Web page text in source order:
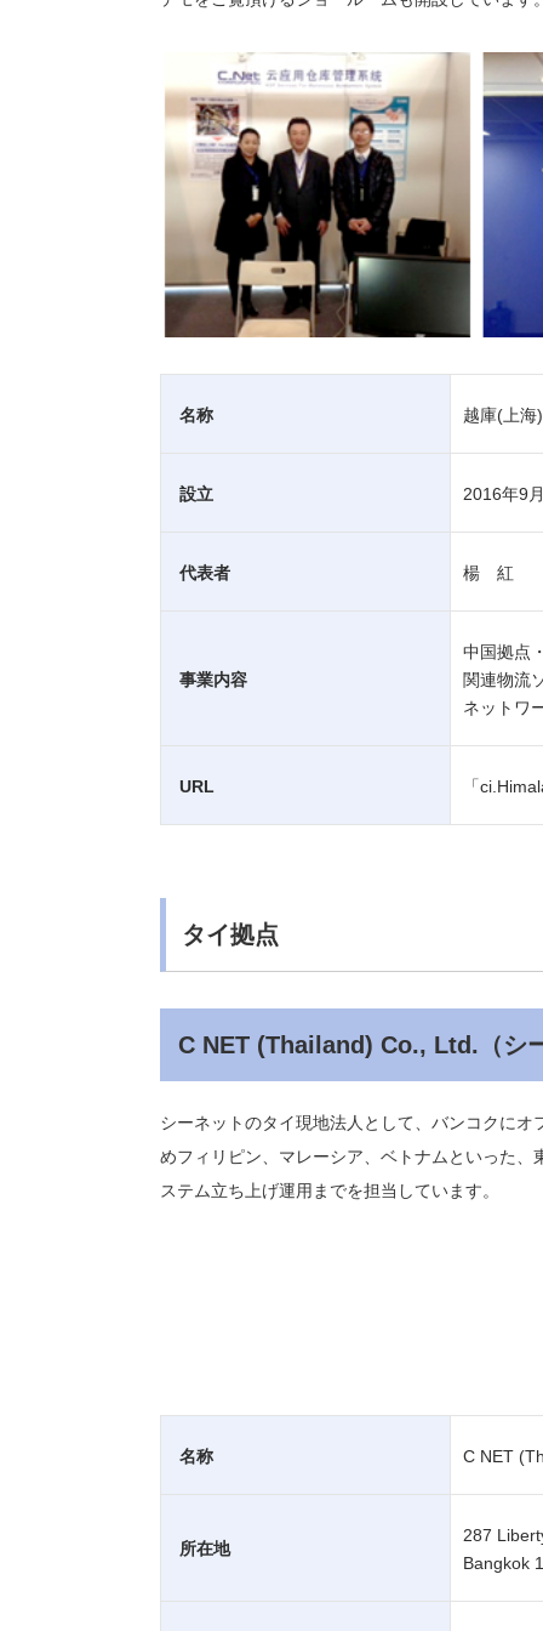
名称 越庫(上海
設立 2016年9
代表者 楊 紅
事業内容
中国拠点
関連物流
ネットワ
URL 「
タイ拠点
C NET (Thailand) Co., Ltd.（シ
シーネットのタイ現地法人として、バンコクにオ
めフィリピン、マレーシア、ベトナムといった、
ステム立ち上げ運用までを担当しています。
名称 C NET
所在地
287
Bangkok